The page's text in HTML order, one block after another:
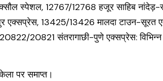
स्पेशल, 12767/12768 हजूर साहिब नांदेड़-
एक्सप्रेस, 13425/13426 मालदा टाउन-सूरत
20821 संतरागाछी-पुणे एक्सप्रेस: विभिन्न
पर समाप्त।